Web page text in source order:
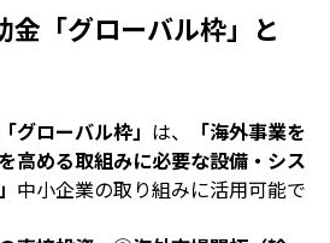
金「グローバル枠」と
「グローバル枠」 は、
「海外事業を
高める取組みに必要な設備・シス
中小企業の取り組みに活用可能で